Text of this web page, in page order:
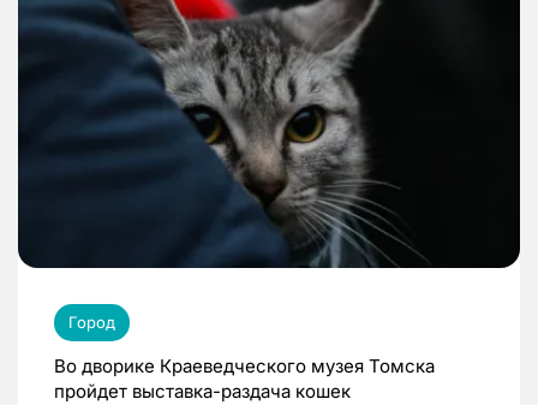
Город
Во дворике Краеведческого музея Томска
пройдет выставка-раздача кошек